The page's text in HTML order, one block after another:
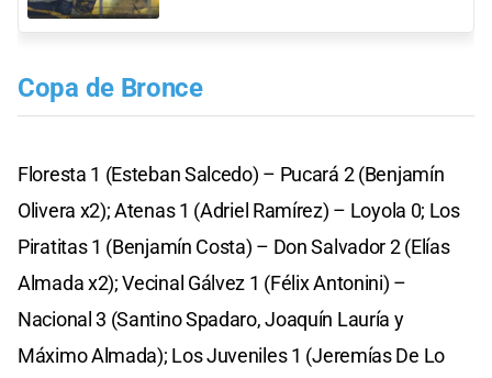
Copa de Bronce
Floresta 1 (Esteban Salcedo) – Pucará 2 (Benjamín
Olivera x2); Atenas 1 (Adriel Ramírez) – Loyola 0; Los
Piratitas 1 (Benjamín Costa) – Don Salvador 2 (Elías
Almada x2); Vecinal Gálvez 1 (Félix Antonini) –
Nacional 3 (Santino Spadaro, Joaquín Lauría y
Máximo Almada); Los Juveniles 1 (Jeremías De Lo